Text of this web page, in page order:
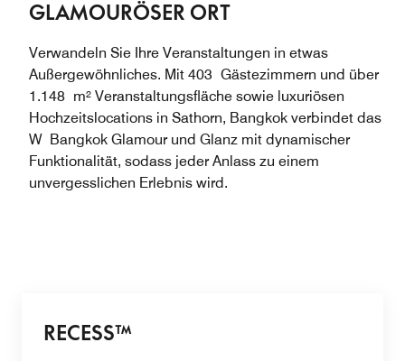
GLAMOURÖSER ORT
Verwandeln Sie Ihre Veranstaltungen in etwas
Außergewöhnliches. Mit 403 Gästezimmern und über
1.148 m² Veranstaltungsfläche sowie luxuriösen
Hochzeitslocations in Sathorn, Bangkok verbindet das
W Bangkok Glamour und Glanz mit dynamischer
Funktionalität, sodass jeder Anlass zu einem
unvergesslichen Erlebnis wird.
RECESS™